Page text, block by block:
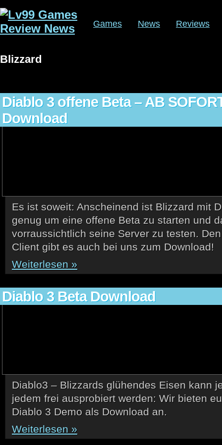
Games News Reviews
Blizzard
Diablo 3 offene Beta – AB
Download
Es ist soweit: Anscheinend ist Blizzard mit
genug um eine offene Beta zu starten und
vorraussichtlich seine Server zu testen.
Client gibt es auch bei uns zum Download!
Weiterlesen »
Diablo 3 Beta Download
Diablo3 – Blizzards glühendes Eisen kann
jedem frei ausprobiert werden: Wir bieten
Diablo 3 Demo als Download an.
Weiterlesen »